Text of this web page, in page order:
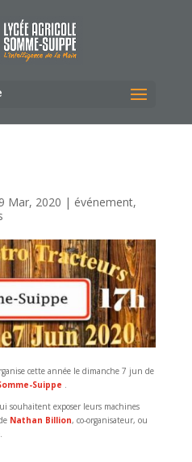
9 Mar, 2020 | événement,
cette année le dimanche 7 jun de
Suippe
souhaitent exposer leurs machines
Nathan Billion, co-organisateur, ou